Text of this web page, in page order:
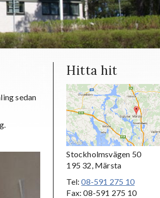
sedan
Hitta hit
Stockholmsvägen 50
195 32, Märsta
Tel:08-591 275 10
Fax: 08-591 275 10